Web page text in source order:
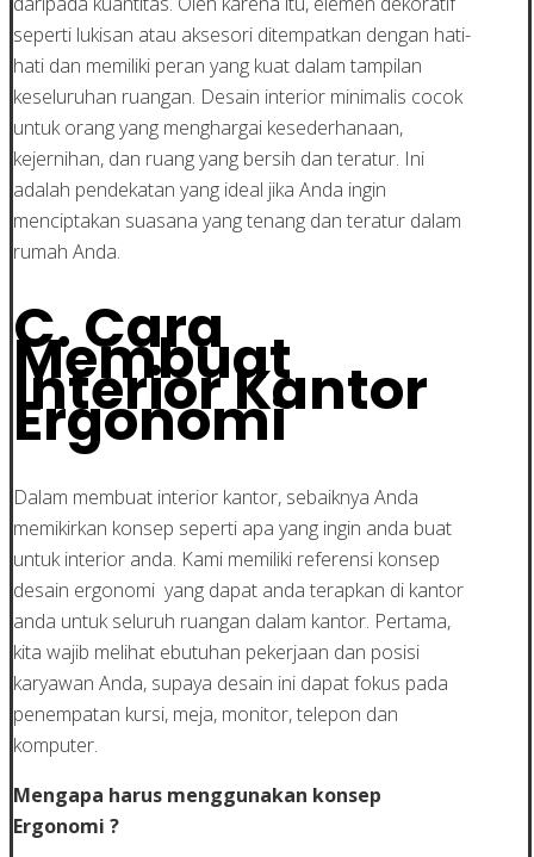
seperti lukisan atau aksesori ditempatkan dengan hati-
hati dan memiliki peran yang kuat dalam tampilan
keseluruhan ruangan. Desain interior minimalis cocok
untuk orang yang menghargai kesederhanaan,
kejernihan, dan ruang yang bersih dan teratur. Ini
adalah pendekatan yang ideal jika Anda ingin
menciptakan suasana yang tenang dan teratur dalam
rumah Anda.
C. Cara
Membuat
Interior Kantor
Ergonomi
Dalam membuat interior kantor, sebaiknya Anda
memikirkan konsep seperti apa yang ingin anda buat
untuk interior anda. Kami memiliki referensi konsep
desain ergonomi yang dapat anda terapkan di kantor
anda untuk seluruh ruangan dalam kantor. Pertama,
kita wajib melihat ebutuhan pekerjaan dan posisi
karyawan Anda, supaya desain ini dapat fokus pada
penempatan kursi, meja, monitor, telepon dan
komputer.
Mengapa harus menggunakan konsep
Ergonomi ?